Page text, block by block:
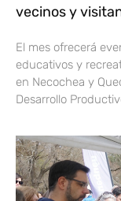
vecinos y
El mes ofrecerá
educativos y
en Necochea y
Desarrollo